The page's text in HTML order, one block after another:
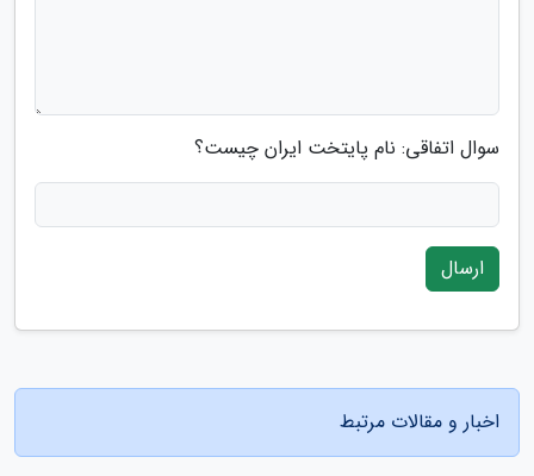
سوال اتفاقی: نام پایتخت ایران چیست؟
ارسال
اخبار و مقالات مرتبط